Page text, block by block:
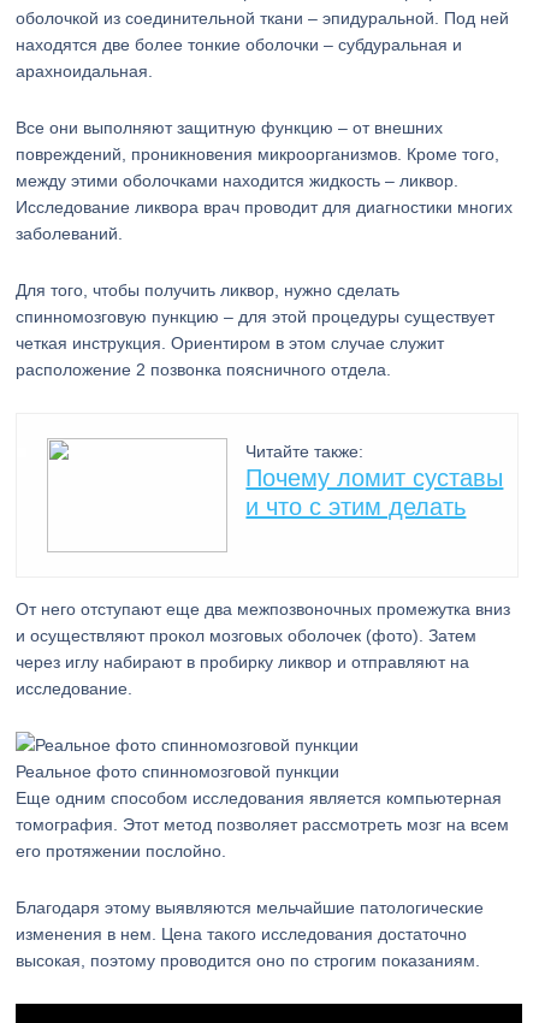
оболочкой из соединительной ткани – эпидуральной. Под ней
находятся две более тонкие оболочки – субдуральная и
арахноидальная.
Все они выполняют защитную функцию – от внешних
повреждений, проникновения микроорганизмов. Кроме того,
между этими оболочками находится жидкость – ликвор.
Исследование ликвора врач проводит для диагностики многих
заболеваний.
Для того, чтобы получить ликвор, нужно сделать
спинномозговую пункцию – для этой процедуры существует
четкая инструкция. Ориентиром в этом случае служит
расположение 2 позвонка поясничного отдела.
Читайте также:
Почему ломит суставы
и что с этим делать
От него отступают еще два межпозвоночных промежутка вниз
и осуществляют прокол мозговых оболочек (фото). Затем
через иглу набирают в пробирку ликвор и отправляют на
исследование.
Реальное фото спинномозговой пункции
Еще одним способом исследования является компьютерная
томография. Этот метод позволяет рассмотреть мозг на всем
его протяжении послойно.
Благодаря этому выявляются мельчайшие патологические
изменения в нем. Цена такого исследования достаточно
высокая, поэтому проводится оно по строгим показаниям.